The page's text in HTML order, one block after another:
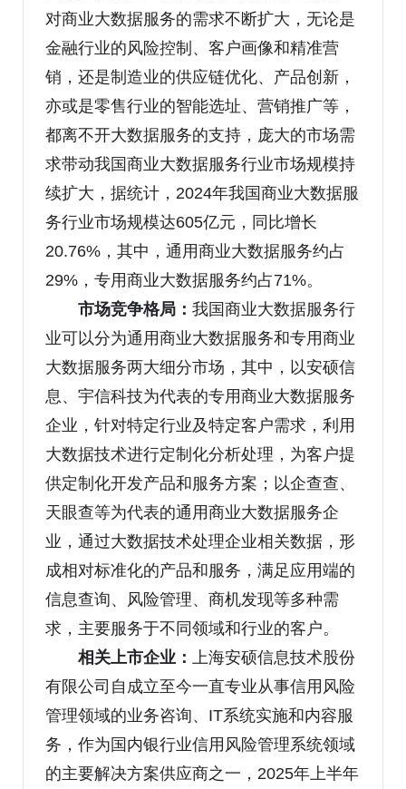
对商业大数据服务的需求不断扩大，无论是
金融行业的风险控制、客户画像和精准营
销，还是制造业的供应链优化、产品创新，
亦或是零售行业的智能选址、营销推广等，
都离不开大数据服务的支持，庞大的市场需
求带动我国商业大数据服务行业市场规模持
续扩大，据统计，2024年我国商业大数据服
务行业市场规模达605亿元，同比增长
20.76%，其中，通用商业大数据服务约占
29%，专用商业大数据服务约占71%。
市场竞争格局： 我国商业大数据服务行
业可以分为通用商业大数据服务和专用商业
大数据服务两大细分市场，其中，以安硕信
息、宇信科技为代表的专用商业大数据服务
企业，针对特定行业及特定客户需求，利用
大数据技术进行定制化分析处理，为客户提
供定制化开发产品和服务方案；以企查查、
天眼查等为代表的通用商业大数据服务企
业，通过大数据技术处理企业相关数据，形
成相对标准化的产品和服务，满足应用端的
信息查询、风险管理、商机发现等多种需
求，主要服务于不同领域和行业的客户。
相关上市企业：
上海安硕信息技术股份
有限公司自成立至今一直专业从事信用风险
管理领域的业务咨询、IT系统实施和内容服
务，作为国内银行业信用风险管理系统领域
的主要解决方案供应商之一，2025年上半年